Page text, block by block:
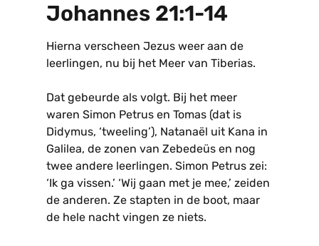
Johannes 21:1-14
Hierna verscheen Jezus weer aan de
leerlingen, nu bij het Meer van Tiberias.
Dat gebeurde als volgt. Bij het meer
waren Simon Petrus en Tomas (dat is
Didymus, ‘tweeling’), Natanaël uit Kana in
Galilea, de zonen van Zebedeüs en nog
twee andere leerlingen. Simon Petrus zei:
‘Ik ga vissen.’ ‘Wij gaan met je mee,’ zeiden
de anderen. Ze stapten in de boot, maar
de hele nacht vingen ze niets.